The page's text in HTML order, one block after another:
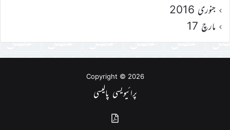
جنوری 2016
مارچ 17
Copyright © 2026
پرائیویسی پالیسی
گذشتہ